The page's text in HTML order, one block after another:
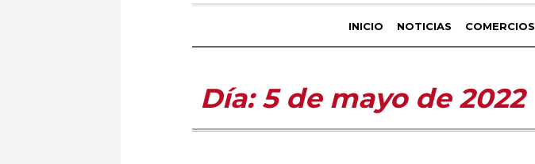
INICIO NOTICIAS COMERCIOS
Día:5 de mayo de 2022